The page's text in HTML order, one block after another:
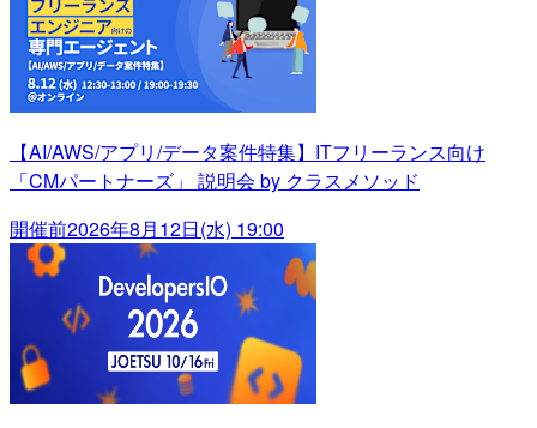
【AI/AWS/アプリ/データ案件特集】ITフリーランス向け
「CMパートナーズ」 説明会 by クラスメソッド
開催前2026年8月12日(水) 19:00